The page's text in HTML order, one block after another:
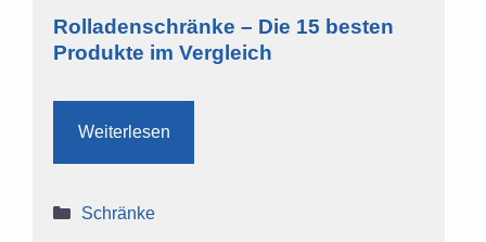
Rolladenschränke – Die 15 besten
Produkte im Vergleich
Weiterlesen
Kategorien
Schränke